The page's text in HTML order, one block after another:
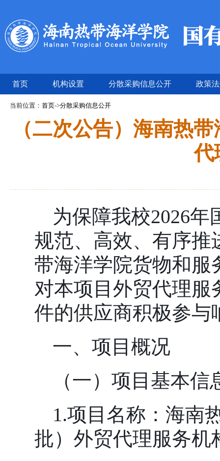
首页 机构设置 分散采购信息公开 政策
当前位置： 首页->分散采购信息公开
（二次公告）海南热
代
为保障我校2026年
规范、高效、有序推
带海洋学院货物和服
对本项目外贸代理服
件的供应商积极参与
一、项目概况
（一）项目基本信
1.项目名称：海南
批）外贸代理服务机